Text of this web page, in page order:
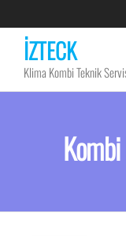
İZTECK
Klima Kombi Teknik